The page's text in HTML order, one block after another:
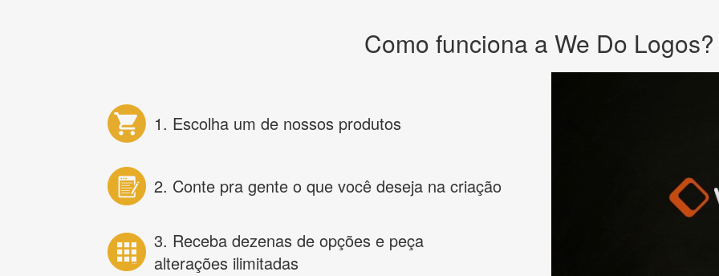
Como funciona a We Do Logos?
1. Escolha um de nossos produtos
2. Conte pra gente o que você deseja na criação
3. Receba dezenas de opções e peça
alterações ilimitadas